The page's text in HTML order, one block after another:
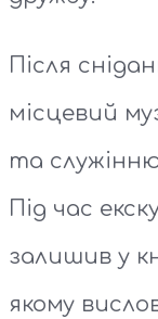
Після
місцевий
та
Під час
залишив у
якому